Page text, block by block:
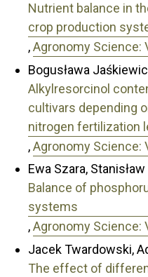
Nutrient balance in
crop production
,Agronomy Science:
Bogusława
Alkylresorcinol
cultivars depending
nitrogen fertilization
,Agronomy Science:
Ewa Szara,
Balance of
systems
,Agronomy Science:
Jacek Twardowski,
The effect of